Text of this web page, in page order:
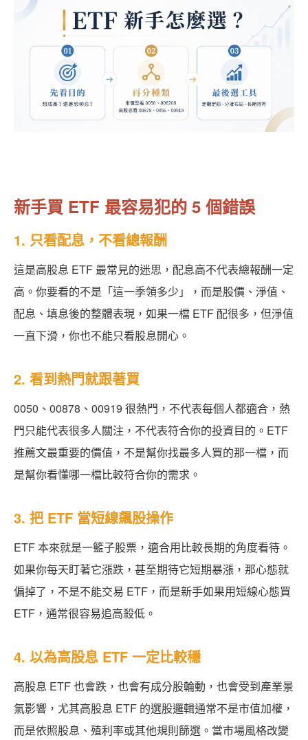
新手買 ETF 最容易犯的 5 個錯誤
1. 只看配息，不看總報酬
這是高股息 ETF 最常見的迷思，配息高不代表總報酬一定
高。你要看的不是「這一季領多少」，而是股價、淨值、
配息、填息後的整體表現，如果一檔 ETF 配很多，但淨值
一直下滑，你也不能只看股息開心。
2. 看到熱門就跟著買
0050、00878、00919 很熱門，不代表每個人都適合，熱
門只能代表很多人關注，不代表符合你的投資目的。ETF
推薦文最重要的價值，不是幫你找最多人買的那一檔，而
是幫你看懂哪一檔比較符合你的需求。
3. 把 ETF 當短線飆股操作
ETF 本來就是一籃子股票，適合用比較長期的角度看待。
如果你每天盯著它漲跌，甚至期待它短期暴漲，那心態就
偏掉了，不是不能交易 ETF，而是新手如果用短線心態買
ETF，通常很容易追高殺低。
4. 以為高股息 ETF 一定比較穩
高股息 ETF 也會跌，也會有成分股輪動，也會受到產業景
氣影響，尤其高股息 ETF 的選股邏輯通常不是市值加權，
而是依照股息、殖利率或其他規則篩選。當市場風格改變